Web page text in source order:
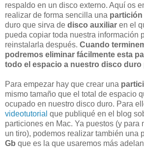
respaldo en un disco externo. Aquí os
realizar de forma sencilla una partición
duro que sirva de disco auxiliar en el
pueda copiar toda nuestra información
reinstalarla después. Cuando
podremos eliminar fácilmente esta
todo el espacio a nuestro disco duro
Para empezar hay que crear una
mismo tamaño que el total de espacio
ocupado en nuestro disco duro. Para
videotutorial que publiqué en el blog
particiones en Mac. Ya puestos (y para
un tiro), podemos realizar también una
Gb que es la que usaremos más